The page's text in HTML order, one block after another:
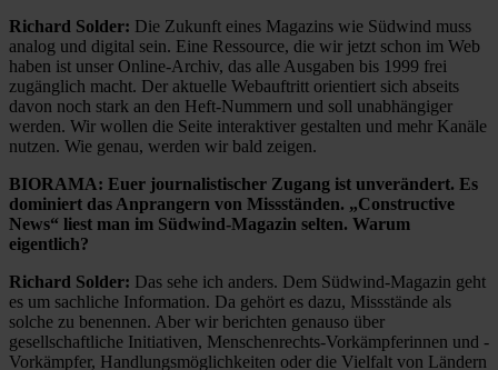
Richard Solder: Die Zukunft eines Magazins wie Südwind muss
analog und digital sein. Eine Ressource, die wir jetzt schon im Web
haben ist unser Online-Archiv, das alle Ausgaben bis 1999 frei
zugänglich macht. Der aktuelle Webauftritt orientiert sich abseits
davon noch stark an den Heft-Nummern und soll unabhängiger
werden. Wir wollen die Seite interaktiver gestalten und mehr Kanäle
nutzen. Wie genau, werden wir bald zeigen.
BIORAMA: Euer journalistischer Zugang ist unverändert. Es
dominiert das Anprangern von Missständen. „Constructive
News“ liest man im Südwind-Magazin selten. Warum
eigentlich?
Richard Solder: Das sehe ich anders. Dem Südwind-Magazin geht
es um sachliche Information. Da gehört es dazu, Missstände als
solche zu benennen. Aber wir berichten genauso über
gesellschaftliche Initiativen, Menschenrechts-Vorkämpferinnen und -
Vorkämpfer, Handlungsmöglichkeiten oder die Vielfalt von Ländern